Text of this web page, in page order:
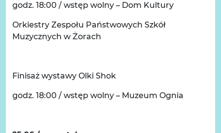
godz. 18:00 / wstęp wolny – Dom Kultury
Orkiestry Zespołu Państwowych Szkół
Muzycznych w Żorach
Finisaż wystawy Olki Shok
godz. 18:00 / wstęp wolny – Muzeum Ognia